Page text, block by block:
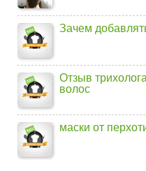
Зачем
Отзыв
волос
маски от